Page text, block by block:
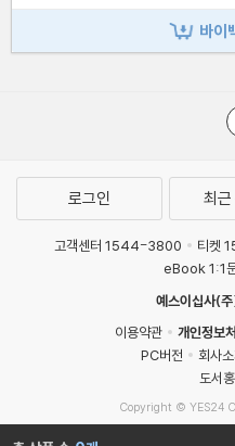
바이
로그인 최근
고객센터 1544-3800 티켓
eBook 1:1
예스이십사(
이용약관
개인정보
PC버전
회사
도서
Copyright © YES24
MATOM7